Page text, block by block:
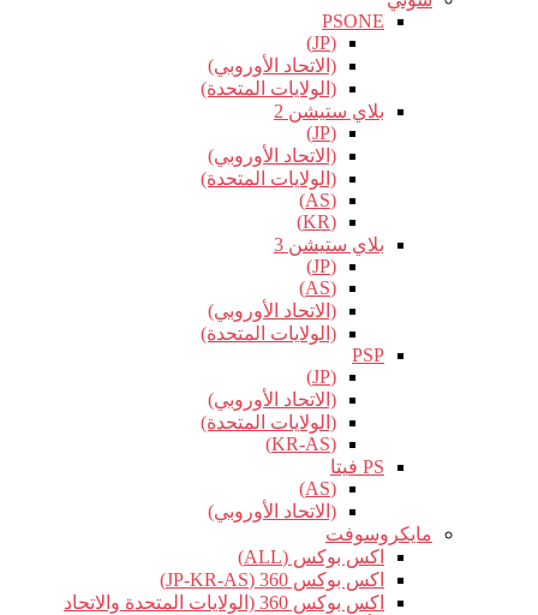
PSONE
(JP)
(الاتحاد الأوروبي)
(الولايات المتحدة)
بلاي ستيشن 2
(JP)
(الاتحاد الأوروبي)
(الولايات المتحدة)
(AS)
(KR)
بلاي ستيشن 3
(JP)
(AS)
(الاتحاد الأوروبي)
(الولايات المتحدة)
PSP
(JP)
(الاتحاد الأوروبي)
(الولايات المتحدة)
(KR-AS)
PS فيتا
(AS)
(الاتحاد الأوروبي)
مايكروسوفت
اكس بوكس (ALL)
اكس بوكس 360 (JP-KR-AS)
اكس بوكس 360 (الولايات المتحدة والاتحاد